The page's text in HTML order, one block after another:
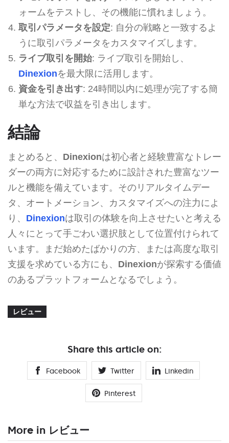
ォームをテストし、その機能に慣れましょう。
取引パラメータを設定: 自分の戦略と一致するよ
うに取引パラメータをカスタマイズします。
ライブ取引を開始: ライブ取引を開始し、
Dinexionを最大限に活用します。
資金を引き出す: 24時間以内に処理が完了する簡
単な方法で収益を引き出します。
結論
まとめると、 Dinexionは初心者と経験豊富なトレー
ダーの両方に対応するために設計された豊富なツー
ルと機能を備えています。そのリアルタイムデー
タ、オートメーション、カスタマイズへの注力によ
り、 Dinexionは取引の体験を向上させたいと考える
人々にとって手ごわい選択肢として位置付けられて
います。まだ始めたばかりの方、または高度な取引
支援を求めている方にも、 Dinexionが探索する価値
のあるプラットフォームとなるでしょう。
レビュー
Share this article on:
Facebook Twitter Linkedin
Pinterest
More in レビュー